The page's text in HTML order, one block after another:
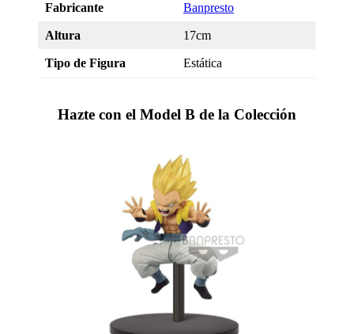
Fabricante Banpresto
Altura 17cm
Tipo de Figura Estática
Hazte con el Model B de la Colección